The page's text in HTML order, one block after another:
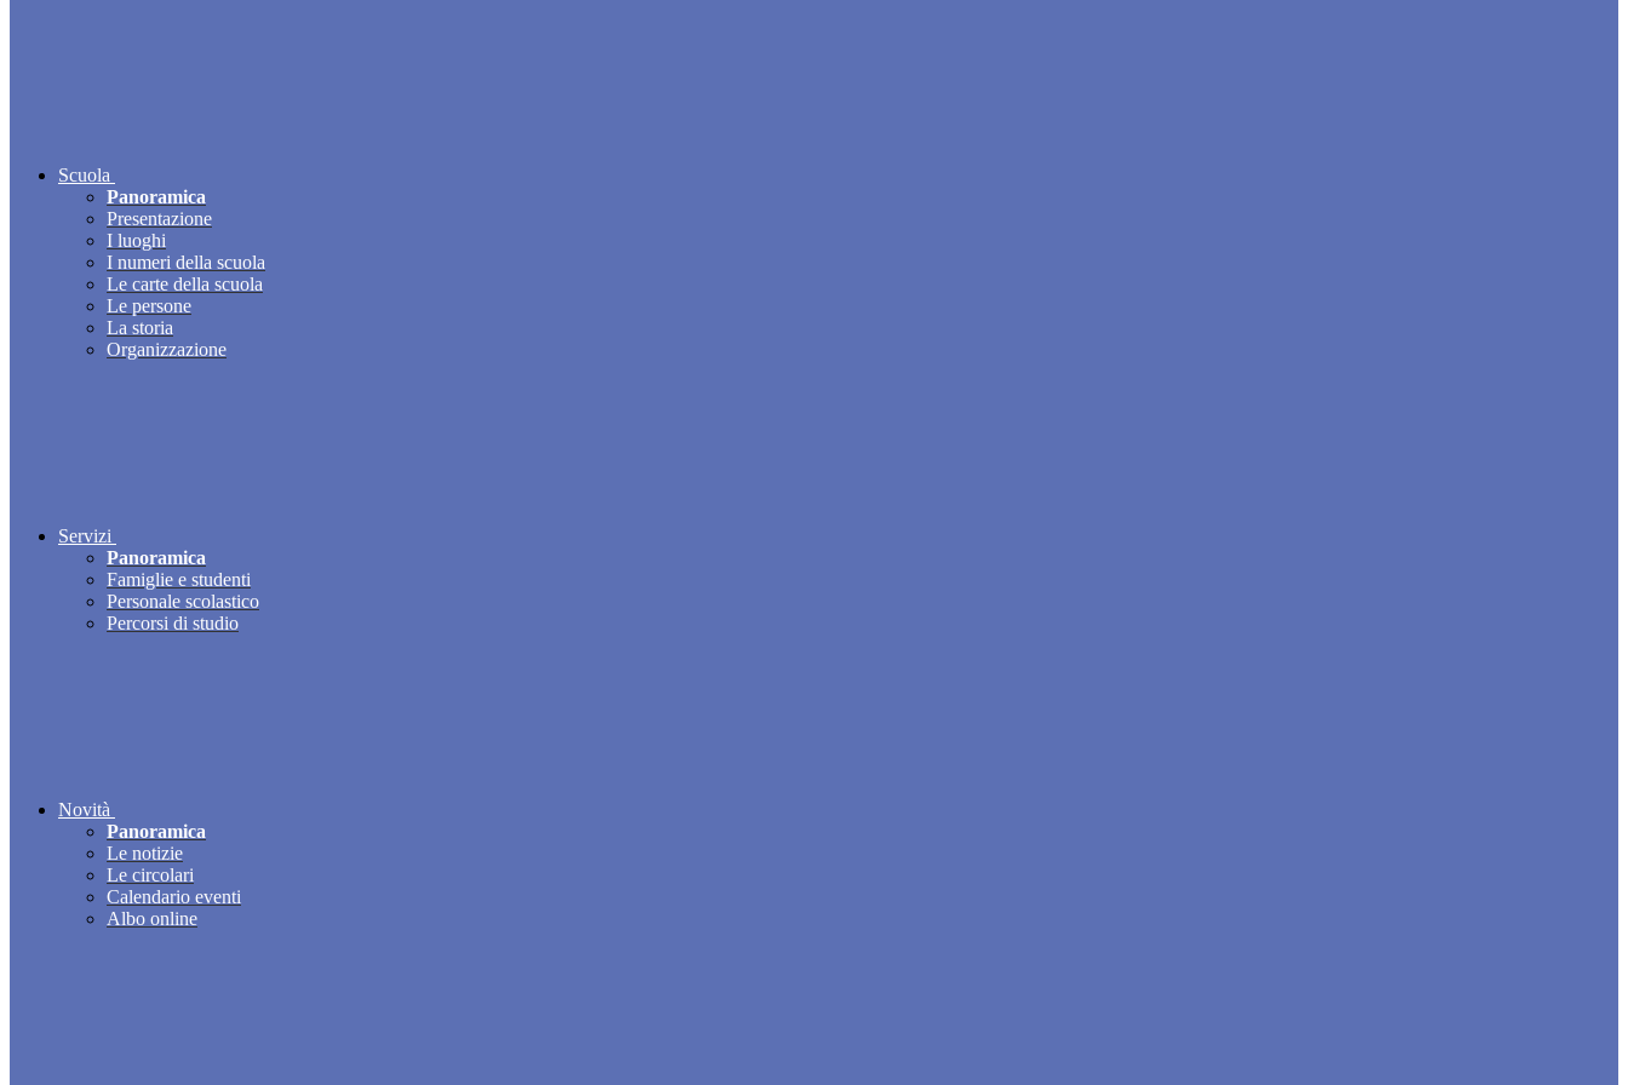
Scuola
Panoramica
Presentazione
I luoghi
I numeri della scuola
Le carte della scuola
Le persone
La storia
Organizzazione
Servizi
Panoramica
Famiglie e studenti
Personale scolastico
Percorsi di studio
Novità
Panoramica
Le notizie
Le circolari
Calendario eventi
Albo online